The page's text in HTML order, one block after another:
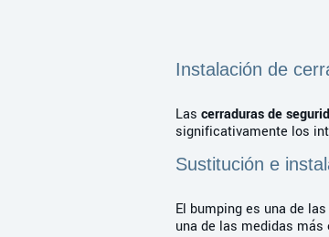
Instalación de
Las cerraduras de
significativamente los
El bumping es una de
una de las medidas
Sustitución e